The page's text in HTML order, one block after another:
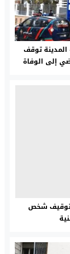
توقف
إلى الوفاة
توقيف شخص